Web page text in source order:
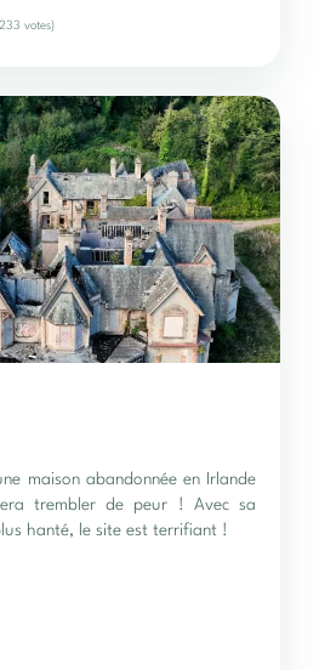
votes)
maison abandonnée en Irlande
trembler de peur ! Avec sa
hanté, le site est terrifiant !